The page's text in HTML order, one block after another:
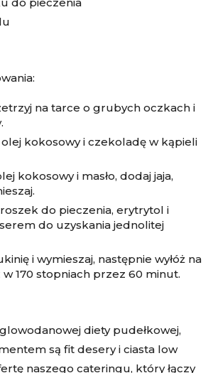
na tarce o grubych oczkach i
olej kokosowy i czekoladę w kąpieli
kokosowy i masło, dodaj jaja,
do pieczenia, erytrytol i
do uzyskania jednolitej
i wymieszaj, następnie wyłóż na
170 stopniach przez 60 minut.
diety pudełkowej,
są fit desery i ciasta low
naszego cateringu, który łączy